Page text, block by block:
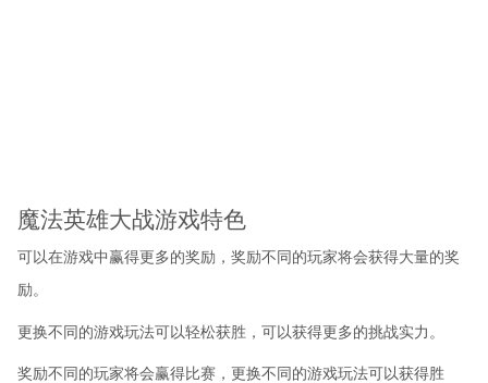
魔法英雄大战游戏特色
可以在游戏中赢得更多的奖励，奖励不同的玩家将会获得大量的奖
励。
更换不同的游戏玩法可以轻松获胜，可以获得更多的挑战实力。
奖励不同的玩家将会赢得比赛，更换不同的游戏玩法可以获得胜